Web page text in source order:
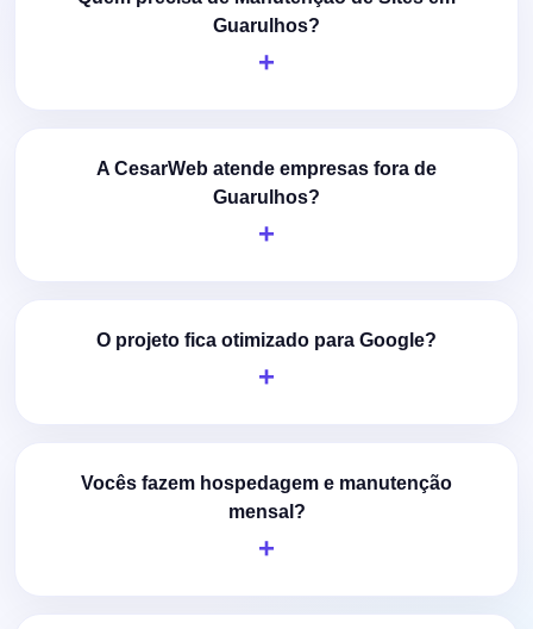
Guarulhos?
A CesarWeb atende empresas fora de
Guarulhos?
O projeto fica otimizado para Google?
Vocês fazem hospedagem e manutenção
mensal?